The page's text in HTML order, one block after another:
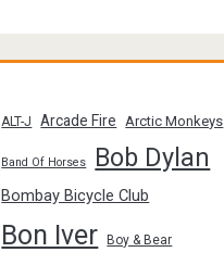
ALT-J Arcade Fire Arctic Monkeys
Band Of Horses Bob Dylan
Bombay Bicycle Club
Bon Iver Boy & Bear